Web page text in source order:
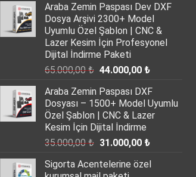
Araba Zemin Paspası Dev DXF
Dosya Arşivi 2300+ Model
Uyumlu Özel Şablon | CNC &
Lazer Kesim İçin Profesyonel
Dijital İndirme Paketi
65.000,00₺ Orijinal
65.000,00 ₺.
44.000,00 ₺Şu
fiyat:
44.000,00 ₺.
Araba Zemin Paspası DXF
Dosyası – 1500+ Model Uyumlu
Özel Şablon | CNC & Lazer
Kesim İçin Dijital İndirme
35.000,00₺ Orijinal
35.000,00 ₺.
31.000,00 ₺Şu
fiyat:
Sigorta Acentelerine özel